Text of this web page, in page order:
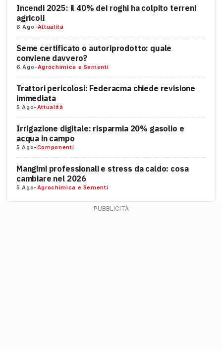
Incendi 2025: il 40% dei roghi ha colpito terreni
agricoli
6 Ago-Attualità
Seme certificato o autoriprodotto: quale
conviene davvero?
6 Ago-Agrochimica e Sementi
Trattori pericolosi: Federacma chiede revisione
immediata
5 Ago-Attualità
Irrigazione digitale: risparmia 20% gasolio e
acqua in campo
5 Ago-Componenti
Mangimi professionali e stress da caldo: cosa
cambiare nel 2026
5 Ago-Agrochimica e Sementi